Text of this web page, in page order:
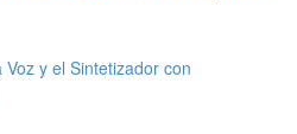
y el Sintetizador con